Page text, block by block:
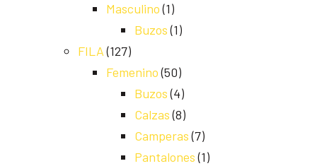
Masculino (1)
Buzos (1)
FILA (127)
Femenino (50)
Buzos (4)
Calzas (8)
Camperas (7)
Pantalones (1)